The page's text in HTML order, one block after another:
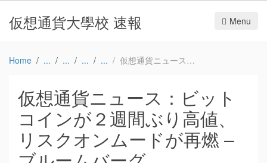
仮想通貨大學校 速報 Menu
Home 仮想通貨ニュース：ビットコインが２週間ぶり高値、リスクオンムードが再燃 – ブルームバーグ
仮想通貨ニュース：ビット
コインが２週間ぶり高値、
リスクオンムードが再燃 –